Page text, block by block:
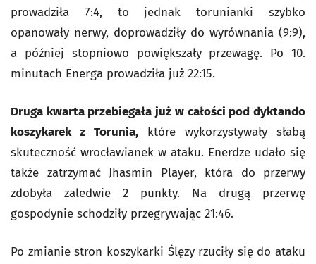
prowadziła 7:4, to jednak torunianki szybko
opanowały nerwy, doprowadziły do wyrównania (9:9),
a później stopniowo powiększały przewagę. Po 10.
minutach Energa prowadziła już 22:15.
Druga kwarta przebiegała już w całości pod dyktando
koszykarek z Torunia, które wykorzystywały słabą
skuteczność wrocławianek w ataku. Enerdze udało się
także zatrzymać Jhasmin Player, która do przerwy
zdobyła zaledwie 2 punkty. Na drugą przerwę
gospodynie schodziły przegrywając 21:46.
Po zmianie stron koszykarki Ślęzy rzuciły się do ataku